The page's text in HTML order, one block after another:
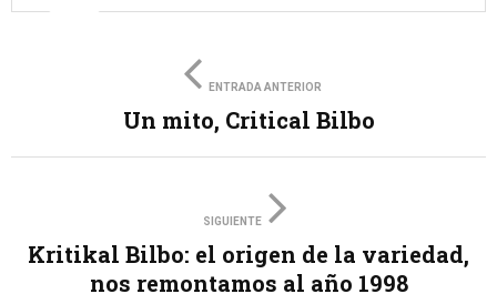
ENTRADA ANTERIOR
Un mito, Critical Bilbo
SIGUIENTE
Kritikal Bilbo: el origen de la variedad,
nos remontamos al año 1998